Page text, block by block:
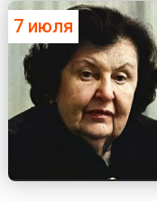
7 июля